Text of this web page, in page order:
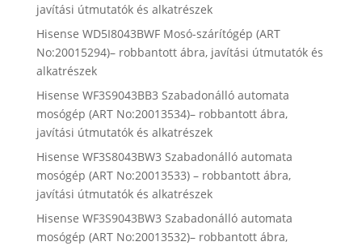
javítási útmutatók és alkatrészek
Hisense WD5I8043BWF Mosó-szárítógép (ART
No:20015294)– robbantott ábra, javítási útmutatók és
alkatrészek
Hisense WF3S9043BB3 Szabadonálló automata
mosógép (ART No:20013534)– robbantott ábra,
javítási útmutatók és alkatrészek
Hisense WF3S8043BW3 Szabadonálló automata
mosógép (ART No:20013533) – robbantott ábra,
javítási útmutatók és alkatrészek
Hisense WF3S9043BW3 Szabadonálló automata
mosógép (ART No:20013532)– robbantott ábra,